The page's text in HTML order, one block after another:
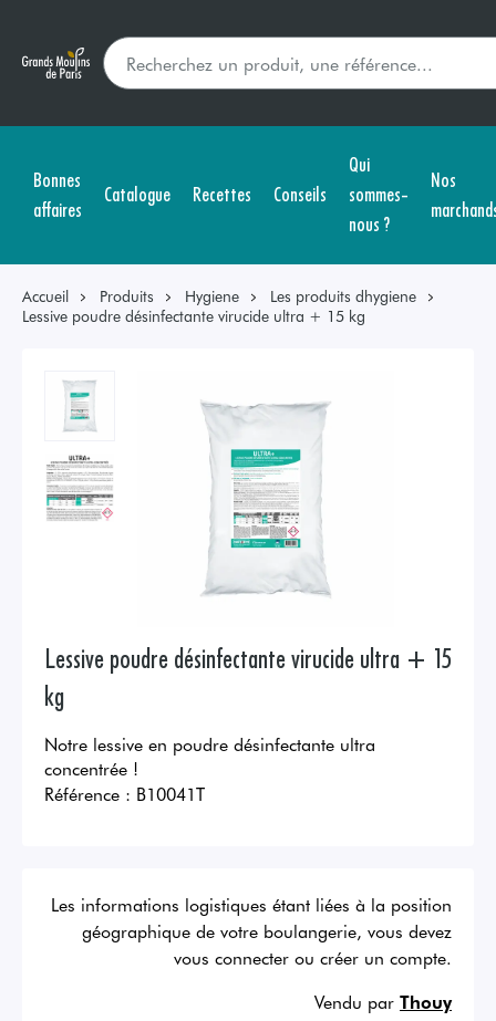
Bonnes
affaires
Catalogue Recettes Conseils
Qui
sommes-
nous ?
Nos
Accueil Produits Hygiene
Les produits dhygiene
Lessive poudre désinfectante virucide ultra + 15 kg
Lessive poudre désinfectante virucide ultra + 15
kg
Notre lessive en poudre désinfectante ultra
concentrée !
Référence : B10041T
Les informations logistiques étant liées à la position
géographique de votre boulangerie, vous devez
vous connecter ou créer un compte.
Vendu par Thouy